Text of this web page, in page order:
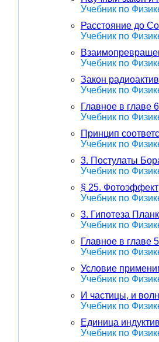
Учебник по
Расстояние до
Учебник по
Учебник по
Закон
Учебник по
Главное в главе
Учебник по
Принцип
Учебник по
3. Постулаты
Учебник по
§ 25. Фотоэффект
Учебник по
3. Гипотеза
Учебник по
Главное в главе
Учебник по
Условие
Учебник по
И частицы, и
Учебник по
Единица
Учебник по